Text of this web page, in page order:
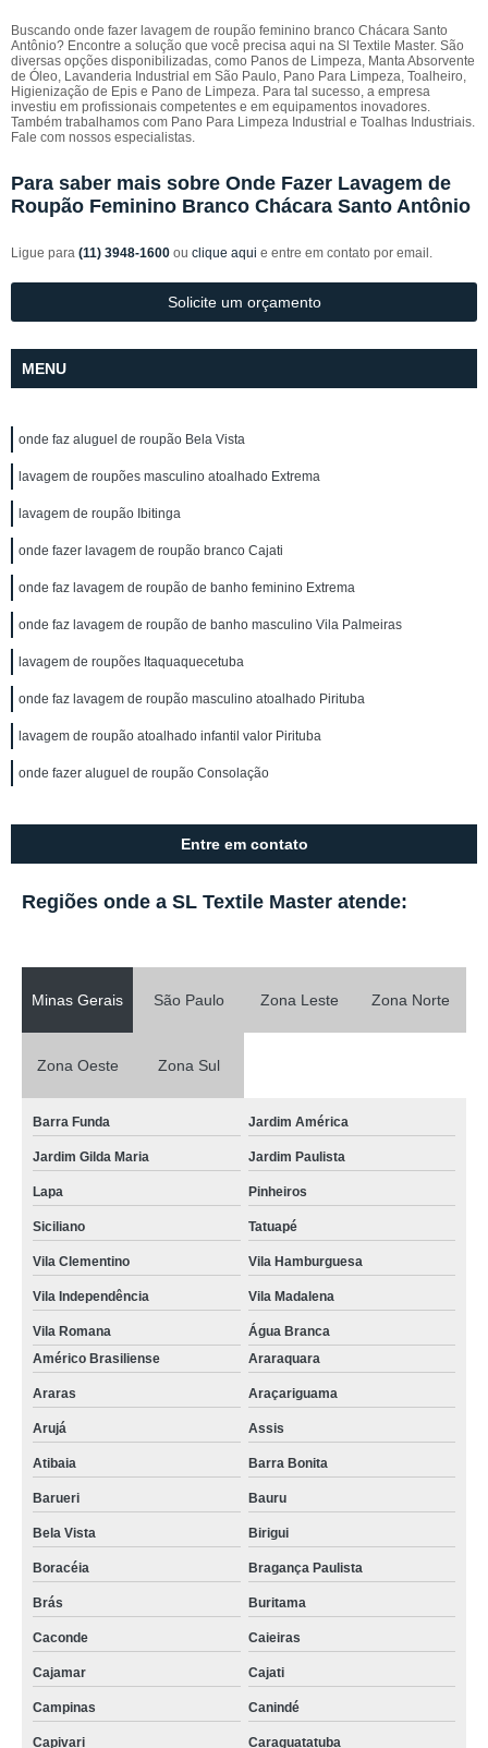
Buscando onde fazer lavagem de roupão feminino branco Chácara Santo
Antônio? Encontre a solução que você precisa aqui na Sl Textile Master. São
diversas opções disponibilizadas, como Panos de Limpeza, Manta Absorvente
de Óleo, Lavanderia Industrial em São Paulo, Pano Para Limpeza, Toalheiro,
Higienização de Epis e Pano de Limpeza. Para tal sucesso, a empresa
investiu em profissionais competentes e em equipamentos inovadores.
Também trabalhamos com Pano Para Limpeza Industrial e Toalhas Industriais.
Fale com nossos especialistas.
Para saber mais sobre Onde Fazer Lavagem de
Roupão Feminino Branco Chácara Santo Antônio
Ligue para (11) 3948-1600 ou clique aqui e entre em contato por email.
Solicite um orçamento
MENU
onde faz aluguel de roupão Bela Vista
lavagem de roupões masculino atoalhado Extrema
lavagem de roupão Ibitinga
onde fazer lavagem de roupão branco Cajati
onde faz lavagem de roupão de banho feminino Extrema
onde faz lavagem de roupão de banho masculino Vila Palmeiras
lavagem de roupões Itaquaquecetuba
onde faz lavagem de roupão masculino atoalhado Pirituba
lavagem de roupão atoalhado infantil valor Pirituba
onde fazer aluguel de roupão Consolação
Entre em contato
Regiões onde a SL Textile Master atende:
Minas Gerais São Paulo Zona Leste Zona Norte
Zona Oeste Zona Sul
Barra Funda Jardim América
Jardim Gilda Maria Jardim Paulista
Lapa Pinheiros
Siciliano Tatuapé
Vila Clementino Vila Hamburguesa
Vila Independência Vila Madalena
Vila Romana
Água Branca
Américo Brasiliense
Araraquara
Araras Araçariguama
Arujá Assis
Atibaia Barra Bonita
Barueri Bauru
Bela Vista Birigui
Boracéia Bragança Paulista
Brás Buritama
Caconde Caieiras
Cajamar Cajati
Campinas Canindé
Capivari Caraguatatuba